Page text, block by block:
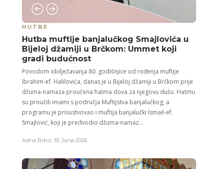
HUTBE
Hutba muftije banjalučkog Smajlovića u
Bijeloj džamiji u Brčkom: Ummet koji
gradi budućnost
Povodom obilježavanja 80. godišnjice od rođenja muftije
Ibrahim-ef. Halilovića, danas je u Bijeloj džamiji u Brčkom prije
džuma-namaza proučena hatma dova za njegovu dušu. Hatmu
su proučili imami s područja Muftijstva banjalučkog, a
programu je prisustvovao i muftija banjalučki Ismail-ef.
Smajlović, koji je predvodio džuma-namaz...
Adna Brkić 19. Juna 2026.